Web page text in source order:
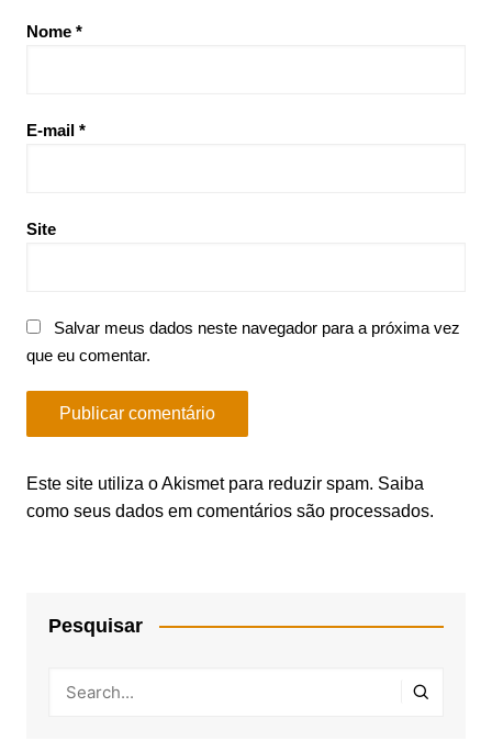
Nome *
E-mail *
Site
Salvar meus dados neste navegador para a próxima vez
que eu comentar.
Este site utiliza o Akismet para reduzir spam. Saiba
como seus dados em comentários são processados.
Pesquisar